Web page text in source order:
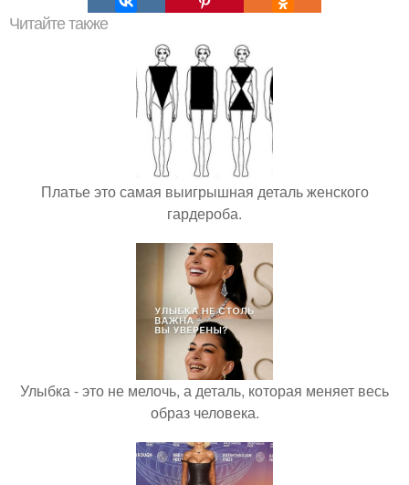
Читайте также
Платье это самая выигрышная деталь женского
гардероба.
Улыбка - это не мелочь, а деталь, которая меняет весь
образ человека.